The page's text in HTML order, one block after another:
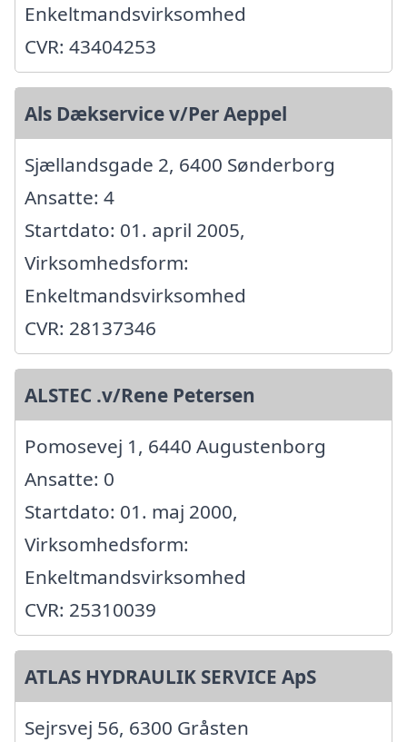
Enkeltmandsvirksomhed
CVR: 43404253
Als Dækservice v/Per Aeppel
Sjællandsgade 2, 6400 Sønderborg
Ansatte: 4
Startdato: 01. april 2005,
Virksomhedsform:
Enkeltmandsvirksomhed
CVR: 28137346
ALSTEC .v/Rene Petersen
Pomosevej 1, 6440 Augustenborg
Ansatte: 0
Startdato: 01. maj 2000,
Virksomhedsform:
Enkeltmandsvirksomhed
CVR: 25310039
ATLAS HYDRAULIK SERVICE ApS
Sejrsvej 56, 6300 Gråsten